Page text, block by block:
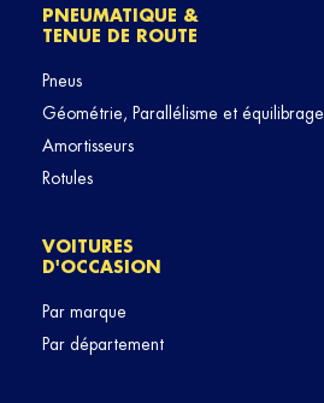
PNEUMATIQUE &
TENUE DE ROUTE
Pneus
Géométrie, Parallélisme et équilibrage
Amortisseurs
Rotules
VOITURES
D'OCCASION
Par marque
Par département